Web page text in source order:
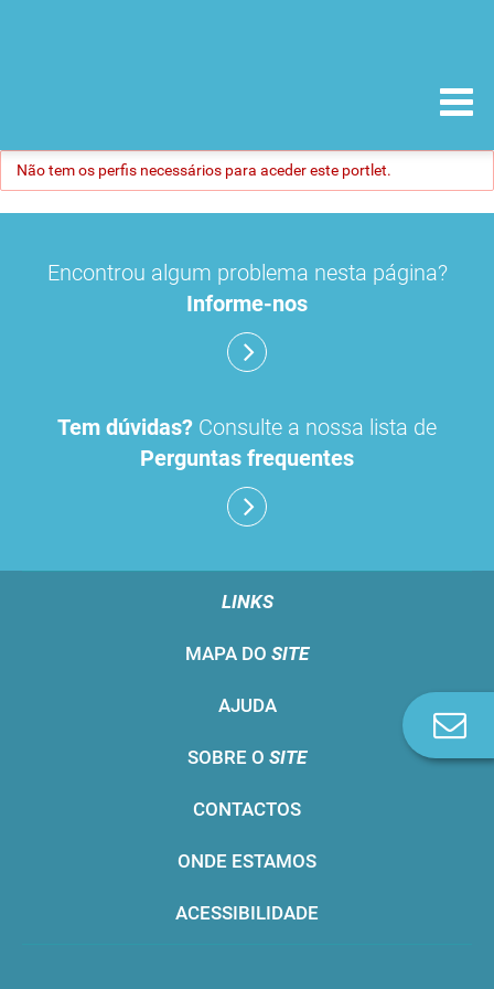
Não tem os perfis necessários para aceder este portlet.
Encontrou algum problema nesta página?
Informe-nos
Tem dúvidas? Consulte a nossa lista de
Perguntas frequentes
LINKS
MAPA DO SITE
AJUDA
SOBRE O SITE
CONTACTOS
ONDE ESTAMOS
ACESSIBILIDADE